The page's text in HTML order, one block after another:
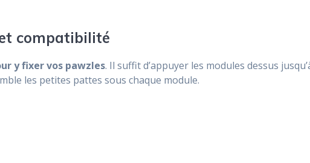
compatibilité
y fixer vos pawzles. Il suffit d’appuyer les modules dessus
les petites pattes sous chaque module.